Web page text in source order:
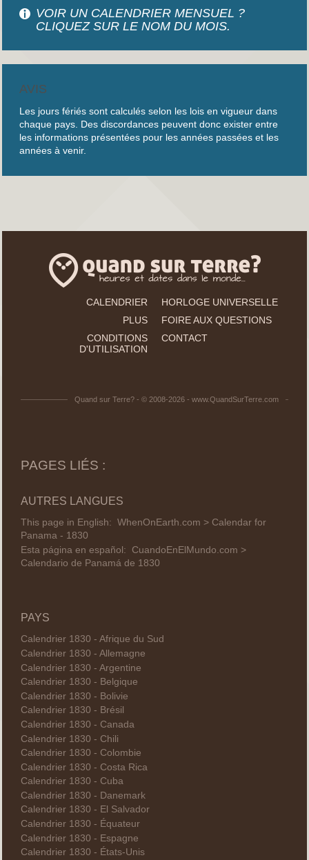
VOIR UN CALENDRIER MENSUEL ?
CLIQUEZ SUR LE NOM DU MOIS.
AVIS
Les jours fériés sont calculés selon les lois en vigueur dans
chaque pays. Des discordances peuvent donc exister entre
les informations présentées pour les années passées et les
années à venir.
CALENDRIER
HORLOGE UNIVERSELLE
PLUS
FOIRE AUX QUESTIONS
CONDITIONS
D'UTILISATION
CONTACT
Quand sur Terre? - © 2008-2026 - www.QuandSurTerre.com
PAGES LIÉS :
AUTRES LANGUES
This page in English: WhenOnEarth.com > Calendar for
Panama - 1830
Esta página en español: CuandoEnElMundo.com >
Calendario de Panamá de 1830
PAYS
Calendrier 1830 - Afrique du Sud
Calendrier 1830 - Allemagne
Calendrier 1830 - Argentine
Calendrier 1830 - Belgique
Calendrier 1830 - Bolivie
Calendrier 1830 - Brésil
Calendrier 1830 - Canada
Calendrier 1830 - Chili
Calendrier 1830 - Colombie
Calendrier 1830 - Costa Rica
Calendrier 1830 - Cuba
Calendrier 1830 - Danemark
Calendrier 1830 - El Salvador
Calendrier 1830 - Équateur
Calendrier 1830 - Espagne
Calendrier 1830 - États-Unis